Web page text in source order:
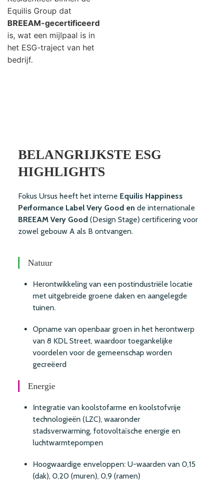
Equilis Group dat
BREEAM-gecertificeerd
is, wat een mijlpaal is in
het ESG-traject van het
bedrijf.
BELANGRIJKSTE ESG
HIGHLIGHTS
Fokus Ursus heeft het interne Equilis Happiness
Performance LabelVery Good ende internationale
BREEAM Very Good (Design Stage) certificering voor
zowel gebouw A als B ontvangen.
Natuur
Herontwikkeling van een postindustriële locatie
met uitgebreide groene daken en aangelegde
tuinen.
Opname van openbaar groen in het herontwerp
van 8 KDL Street, waardoor toegankelijke
voordelen voor de gemeenschap worden
gecreëerd
Energie
Integratie van koolstofarme en koolstofvrije
technologieën (LZC), waaronder
stadsverwarming, fotovoltaïsche energie en
luchtwarmtepompen
Hoogwaardige enveloppen: U-waarden van 0,15
(dak), 0,20 (muren), 0,9 (ramen)